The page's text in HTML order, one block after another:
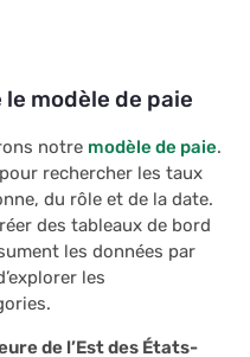
modèle de paie
notre modèle de paie.
rechercher les taux
du rôle et de la date.
des tableaux de bord
les données par
les
de l’Est des États-